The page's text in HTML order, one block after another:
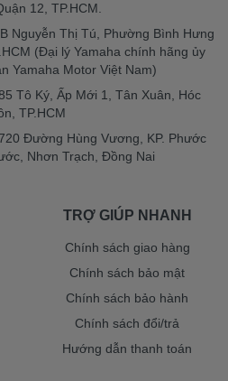
12, TP.HCM.
Nguyễn Thị Tú, Phường Bình Hưng
(Đại lý Yamaha chính hãng ủy
Yamaha Motor Việt Nam)
Tô Ký, Ấp Mới 1, Tân Xuân, Hóc
TP.HCM
Đường Hùng Vương, KP. Phước
Nhơn Trạch, Đồng Nai
TRỢ GIÚP NHANH
Chính sách giao hàng
Chính sách bảo mật
Chính sách bảo hành
Chính sách đổi/trả
Hướng dẫn thanh toán